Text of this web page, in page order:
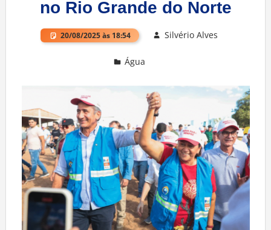
no Rio Grande do Norte
20/08/2025 às 18:54 Silvério Alves
Água